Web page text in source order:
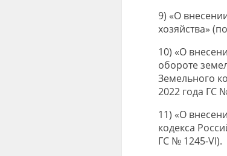
9) «О
хозяйства»
10) «О
обороте
Земельного
2022 года ГС
11) «О
кодекса
ГС № 1245-VI).